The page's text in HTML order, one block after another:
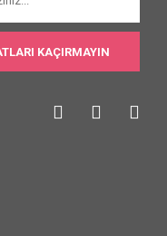
KAÇIRMAYIN